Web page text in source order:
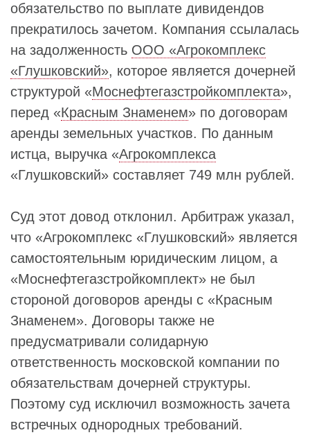
обязательство по выплате дивидендов
прекратилось зачетом. Компания ссылалась
на задолженность ООО «Агрокомплекс
«Глушковский», которое является дочерней
структурой «Моснефтегазстройкомплекта»,
перед «Красным Знаменем» по договорам
аренды земельных участков. По данным
истца, выручка «Агрокомплекса
«Глушковский» составляет 749 млн рублей.
Суд этот довод отклонил. Арбитраж указал,
что «Агрокомплекс «Глушковский» является
самостоятельным юридическим лицом, а
«Моснефтегазстройкомплект» не был
стороной договоров аренды с «Красным
Знаменем». Договоры также не
предусматривали солидарную
ответственность московской компании по
обязательствам дочерней структуры.
Поэтому суд исключил возможность зачета
встречных однородных требований.